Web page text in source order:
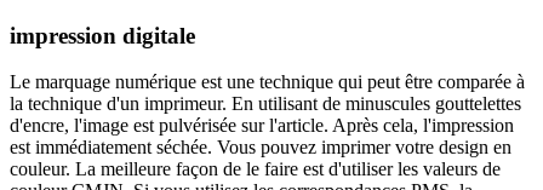
impression digitale
Le marquage numérique est une technique qui peut être comparée à
la technique d'un imprimeur. En utilisant de minuscules gouttelettes
d'encre, l'image est pulvérisée sur l'article. Après cela, l'impression
est immédiatement séchée. Vous pouvez imprimer votre design en
couleur. La meilleure façon de le faire est d'utiliser les valeurs de